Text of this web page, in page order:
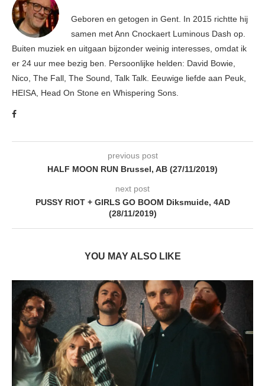
Geboren en getogen in Gent. In 2015 richtte hij
samen met Ann Cnockaert Luminous Dash op.
Buiten muziek en uitgaan bijzonder weinig interesses, omdat ik
er 24 uur mee bezig ben. Persoonlijke helden: David Bowie,
Nico, The Fall, The Sound, Talk Talk. Eeuwige liefde aan Peuk,
HEISA, Head On Stone en Whispering Sons.
previous post
HALF MOON RUN Brussel, AB (27/11/2019)
next post
PUSSY RIOT + GIRLS GO BOOM Diksmuide, 4AD
(28/11/2019)
YOU MAY ALSO LIKE